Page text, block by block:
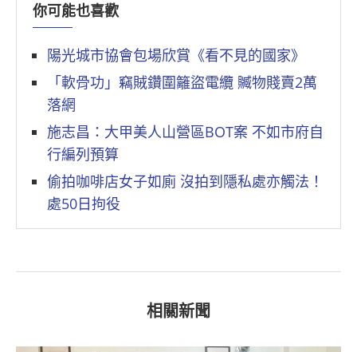
你可能也喜歡
陽光城市協會包場欣賞《看不見的國家》
「軟骨功」竊賊鑽圍籬盜電纜 贓物賤賣2萬
落網
施志昌：大甲美人山營區BOT案 不如市府自
行編列預算
偷拍咖啡店女子如廁 沒拍到隱私處亦觸法！
處50日拘役
相關新聞